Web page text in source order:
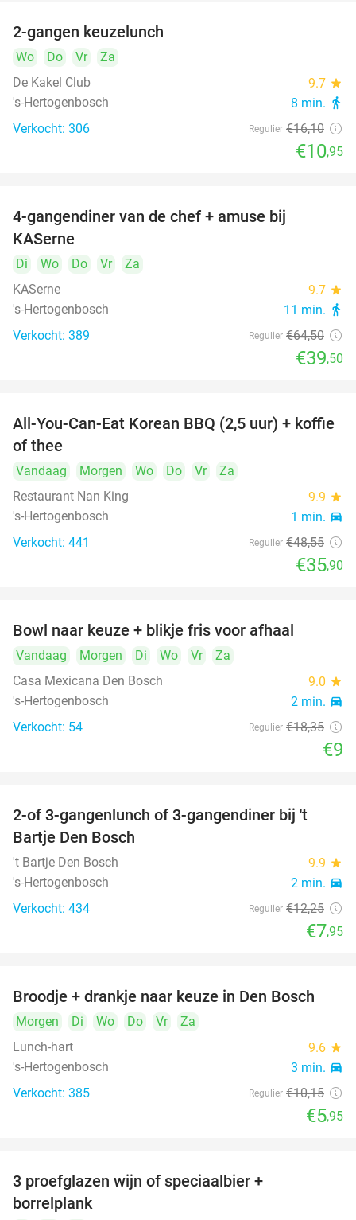
2-gangen keuzelunch
Wo Do Vr
Za
De Kakel Club
9.7 star
's-Hertogenbosch 8 min. directions_walk
Verkocht: 306 Regulier €16,10
€10,95
4-gangendiner van de chef + amuse bij
KASerne
Di Wo Do Vr
Za
KASerne
9.7 star
's-Hertogenbosch 11 min. directions_walk
Verkocht: 389 Regulier €64,50
€39,50
26%
All-You-Can-Eat Korean BBQ (2,5 uur) + koffie
of thee
Vandaag Morgen Wo Do Vr
Za
Restaurant Nan King
9.9 star
's-Hertogenbosch 1 min. directions_car
Verkocht: 441 Regulier €48,55
€35,90
Bowl naar keuze + blikje fris voor afhaal
Vandaag Morgen Di Wo Vr
Za
Casa Mexicana Den Bosch
9.0 star
's-Hertogenbosch 2 min. directions_car
Verkocht: 54 Regulier €18,35
€9
35%
2-of 3-gangenlunch of 3-gangendiner bij 't
Bartje Den Bosch
't Bartje Den Bosch 9.9 star
's-Hertogenbosch 2 min. directions_car
Verkocht: 434 Regulier €12,25
€7,95
41%
Broodje + drankje naar keuze in Den Bosch
Morgen Di Wo Do Vr
Za
Lunch-hart
9.6 star
's-Hertogenbosch 3 min. directions_car
Verkocht: 385 Regulier €10,15
€5,95
3 proefglazen wijn of speciaalbier +
borrelplank